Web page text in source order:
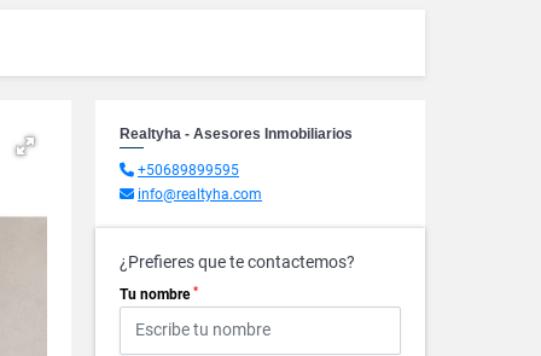
Realtyha - Asesores Inmobiliarios
+50689899595
info@realtyha.com
¿Prefieres que te contactemos?
Tu nombre *